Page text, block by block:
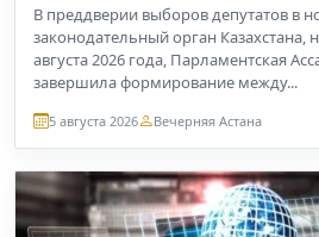
В преддверии выборов депутатов в
законодательный орган Казахстана,
августа 2026 года, Парламентская
завершила формирование между...
5 августа 2026 Вечерняя Астана